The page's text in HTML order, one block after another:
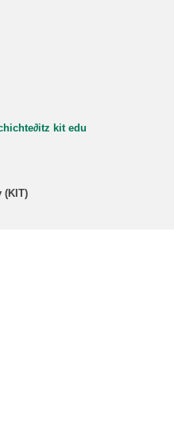
∂itz kit edu
(KIT)